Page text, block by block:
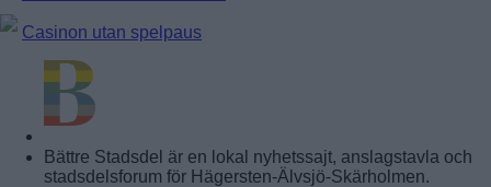
Casinon utan spelpaus
Bättre Stadsdel är en lokal nyhetssajt, anslagstavla och
stadsdelsforum för Hägersten-Älvsjö-Skärholmen.